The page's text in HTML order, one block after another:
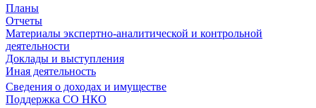
Планы
Отчеты
Материалы экспертно-аналитической и контрольной
деятельности
Доклады и выступления
Иная деятельность
Сведения о доходах и имуществе
Поддержка СО НКО